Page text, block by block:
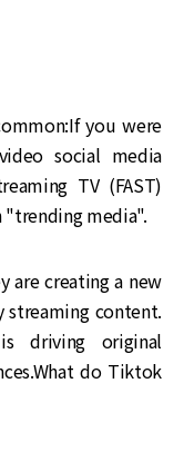
you were
social media
TV (FAST)
"trending media".‌‌
are creating a new
streaming content.
driving original
do Tiktok